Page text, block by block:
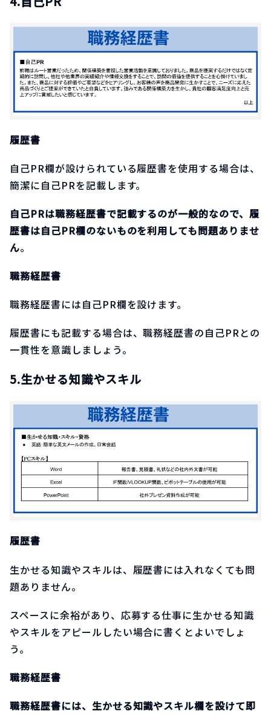
履歴書
自己PR欄が設けられている履歴書を使用する場合は、
簡潔に自己PRを記載します。
自己PRは職務経歴書で記載するのが一般的なので、履
歴書は自己PR欄のないものを利用しても問題ありませ
ん。
職務経歴書
職務経歴書には自己PR欄を設けます。
履歴書にも記載する場合は、職務経歴書の自己PRとの
一貫性を意識しましょう。
5.生かせる知識やスキル
履歴書
生かせる知識やスキルは、履歴書には入れなくても問
題ありません。
スペースに余裕があり、応募する仕事に生かせる知識
やスキルをアピールしたい場合に書くとよいでしょ
う。
職務経歴書
職務経歴書には、生かせる知識やスキル欄を設けて即